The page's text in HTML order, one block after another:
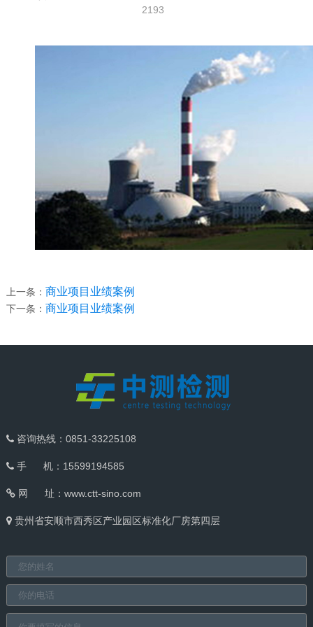
2193
上一条： 商业项目业绩案例
下一条： 商业项目业绩案例
咨询热线：0851-33225108
手 机：15599194585
网 址： www.ctt-sino.com
贵州省安顺市西秀区产业园区标准化厂房第四层